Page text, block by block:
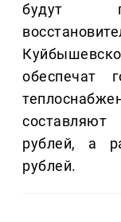
будут
обеспечат
рублей, а
рублей.